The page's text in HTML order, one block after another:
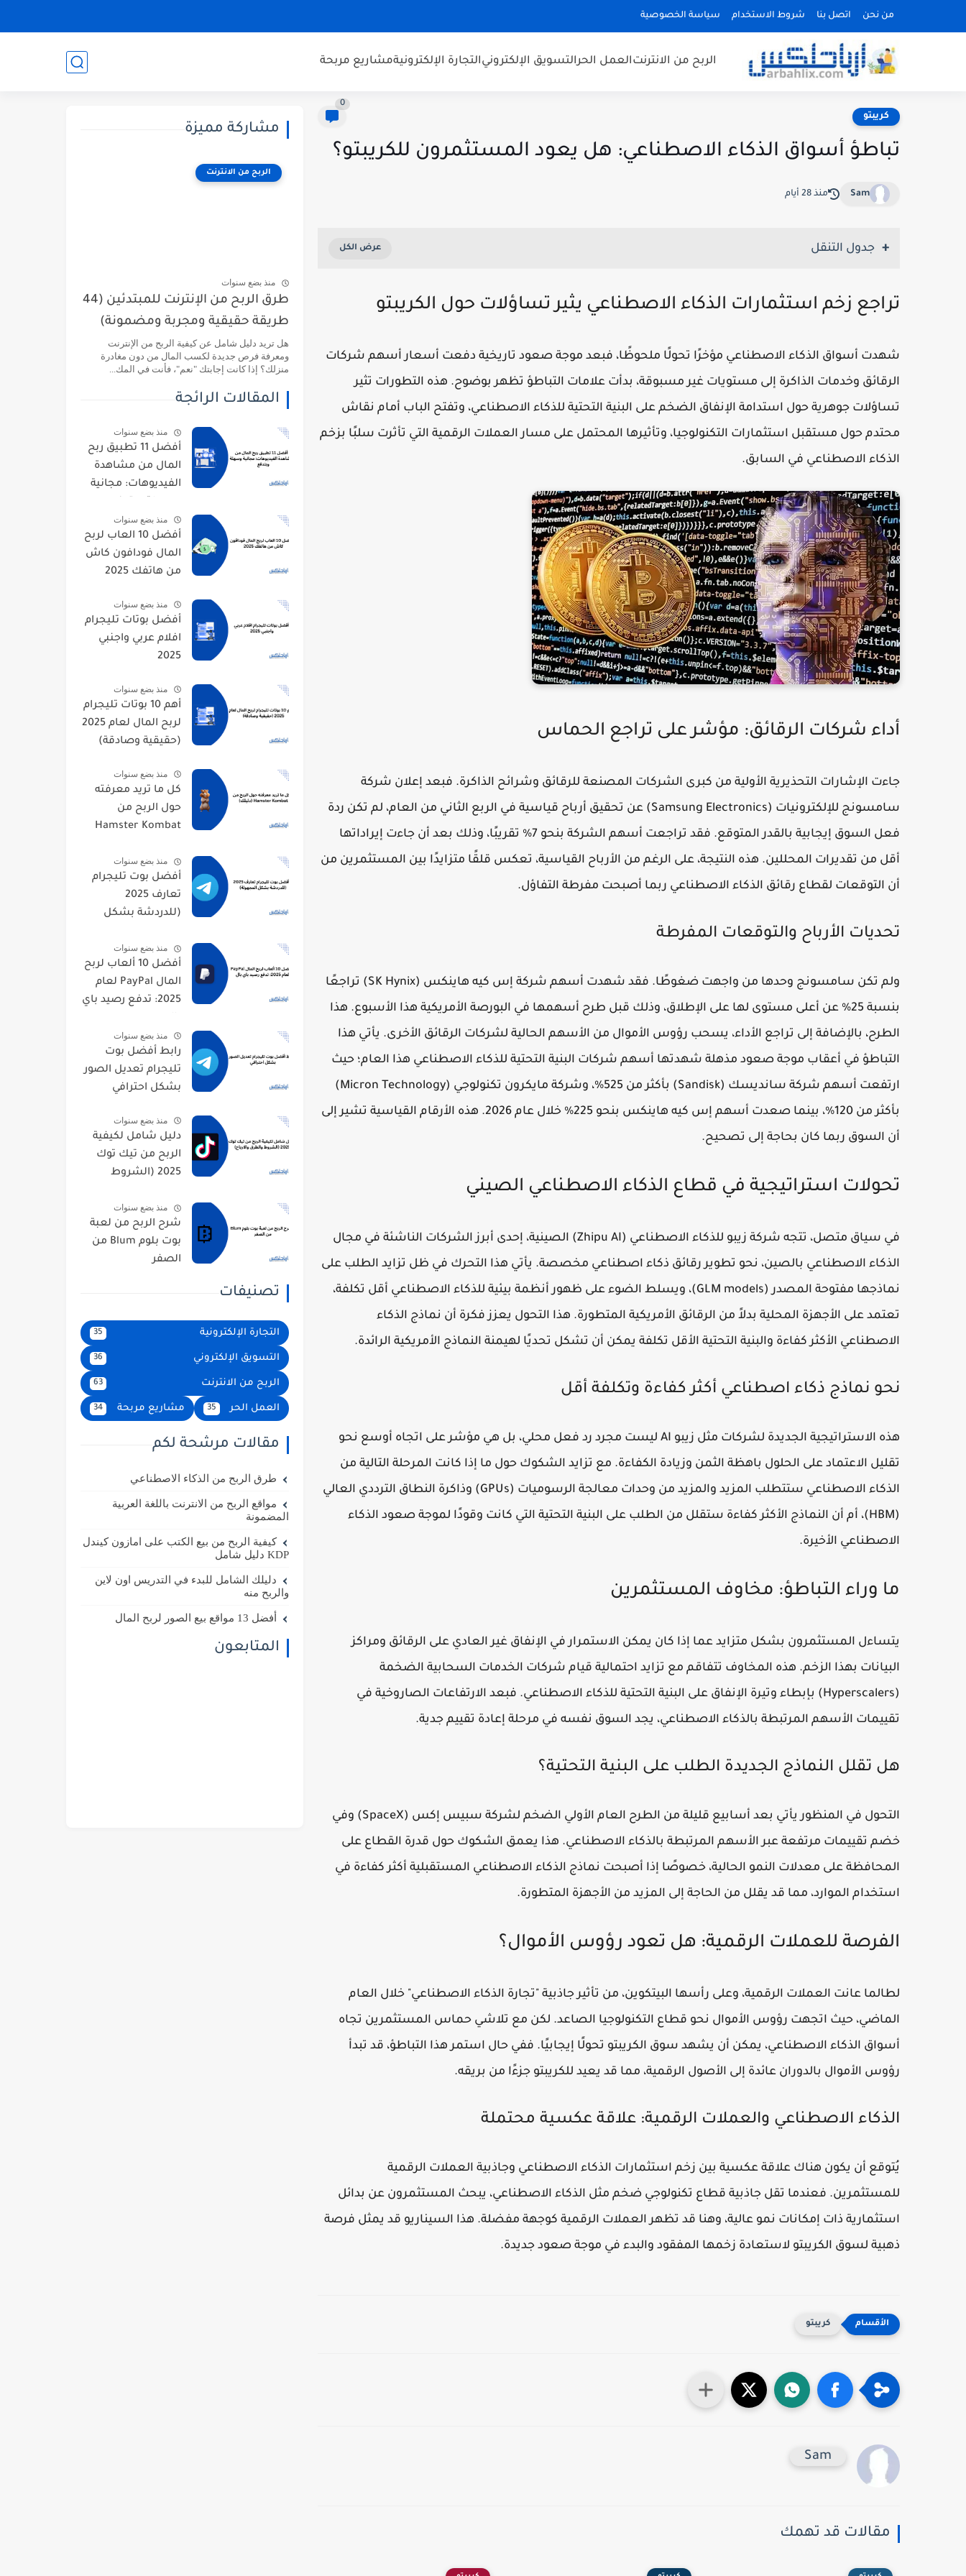
من نحن اتصل بنا شروط الاستخدام سياسة الخصوصية
الربح من الانترنتالعمل الحرالتسويق الإلكترونيالتجارة الإلكترونيةمشاريع مربحة
كريبتو
0
تباطؤ أسواق الذكاء الاصطناعي: هل يعود المستثمرون للكريبتو؟
Sam منذ 28 أيام
جدول التنقل
تراجع زخم استثمارات الذكاء الاصطناعي يثير تساؤلات حول الكريبتو
شهدت أسواق الذكاء الاصطناعي مؤخرًا تحولًا ملحوظًا، فبعد موجة صعود تاريخية دفعت أسعار أسهم شركات
الرقائق وخدمات الذاكرة إلى مستويات غير مسبوقة، بدأت علامات التباطؤ تظهر بوضوح. هذه التطورات تثير
تساؤلات جوهرية حول استدامة الإنفاق الضخم على البنية التحتية للذكاء الاصطناعي، وتفتح الباب أمام نقاش
محتدم حول مستقبل استثمارات التكنولوجيا، وتأثيرها المحتمل على مسار العملات الرقمية التي تأثرت سلبًا بزخم
الذكاء الاصطناعي في السابق.
أداء شركات الرقائق: مؤشر على تراجع الحماس
جاءت الإشارات التحذيرية الأولية من كبرى الشركات المصنعة للرقائق وشرائح الذاكرة. فبعد إعلان شركة
سامسونج للإلكترونيات (Samsung Electronics) عن تحقيق أرباح قياسية في الربع الثاني من العام، لم تكن ردة
فعل السوق إيجابية بالقدر المتوقع. فقد تراجعت أسهم الشركة بنحو 7% تقريبًا، وذلك بعد أن جاءت إيراداتها
أقل من تقديرات المحللين. هذه النتيجة، على الرغم من الأرباح القياسية، تعكس قلقًا متزايدًا بين المستثمرين من
أن التوقعات لقطاع رقائق الذكاء الاصطناعي ربما أصبحت مفرطة التفاؤل.
تحديات الأرباح والتوقعات المفرطة
ولم تكن سامسونج وحدها من واجهت ضغوطًا. فقد شهدت أسهم شركة إس كيه هاينكس (SK Hynix) تراجعًا
بنسبة 25% عن أعلى مستوى لها على الإطلاق، وذلك قبل طرح أسهمها في البورصة الأمريكية هذا الأسبوع. هذا
الطرح، بالإضافة إلى تراجع الأداء، يسحب رؤوس الأموال من الأسهم الحالية لشركات الرقائق الأخرى. يأتي هذا
التباطؤ في أعقاب موجة صعود مذهلة شهدتها أسهم شركات البنية التحتية للذكاء الاصطناعي هذا العام؛ حيث
ارتفعت أسهم شركة سانديسك (Sandisk) بأكثر من 525%، وشركة مايكرون تكنولوجي (Micron Technology)
بأكثر من 120%، بينما صعدت أسهم إس كيه هاينكس بنحو 225% خلال عام 2026. هذه الأرقام القياسية تشير إلى
أن السوق ربما كان بحاجة إلى تصحيح.
تحولات استراتيجية في قطاع الذكاء الاصطناعي الصيني
في سياق متصل، تتجه شركة زيبو للذكاء الاصطناعي (Zhipu AI) الصينية، إحدى أبرز الشركات الناشئة في مجال
الذكاء الاصطناعي بالصين، نحو تطوير رقائق ذكاء اصطناعي مخصصة. يأتي هذا التحرك في ظل تزايد الطلب على
نماذجها مفتوحة المصدر (GLM models)، ويسلط الضوء على ظهور أنظمة بيئية للذكاء الاصطناعي أقل تكلفة،
تعتمد على الأجهزة المحلية بدلاً من الرقائق الأمريكية المتطورة. هذا التحول يعزز فكرة أن نماذج الذكاء
الاصطناعي الأكثر كفاءة والبنية التحتية الأقل تكلفة يمكن أن تشكل تحديًا لهيمنة النماذج الأمريكية الرائدة.
نحو نماذج ذكاء اصطناعي أكثر كفاءة وتكلفة أقل
هذه الاستراتيجية الجديدة لشركات مثل زيبو AI ليست مجرد رد فعل محلي، بل هي مؤشر على اتجاه أوسع نحو
تقليل الاعتماد على الحلول باهظة الثمن وزيادة الكفاءة. مع تزايد الشكوك حول ما إذا كانت المرحلة التالية من
الذكاء الاصطناعي ستتطلب المزيد والمزيد من وحدات معالجة الرسوميات (GPUs) وذاكرة النطاق الترددي العالي
(HBM)، أم أن النماذج الأكثر كفاءة ستقلل من الطلب على البنية التحتية التي كانت وقودًا لموجة صعود الذكاء
الاصطناعي الأخيرة.
ما وراء التباطؤ: مخاوف المستثمرين
يتساءل المستثمرون بشكل متزايد عما إذا كان يمكن الاستمرار في الإنفاق غير العادي على الرقائق ومراكز
البيانات بهذا الزخم. هذه المخاوف تتفاقم مع تزايد احتمالية قيام شركات الخدمات السحابية الضخمة
(Hyperscalers) بإبطاء وتيرة الإنفاق على البنية التحتية للذكاء الاصطناعي. فبعد الارتفاعات الصاروخية في
تقييمات الأسهم المرتبطة بالذكاء الاصطناعي، يجد السوق نفسه في مرحلة إعادة تقييم جدية.
هل تقلل النماذج الجديدة الطلب على البنية التحتية؟
التحول في المنظور يأتي بعد أسابيع قليلة من الطرح العام الأولي الضخم لشركة سبيس إكس (SpaceX) وفي
خضم تقييمات مرتفعة عبر الأسهم المرتبطة بالذكاء الاصطناعي. هذا يعمق الشكوك حول قدرة القطاع على
المحافظة على معدلات النمو الحالية، خصوصًا إذا أصبحت نماذج الذكاء الاصطناعي المستقبلية أكثر كفاءة في
استخدام الموارد، مما قد يقلل من الحاجة إلى المزيد من الأجهزة المتطورة.
الفرصة للعملات الرقمية: هل تعود رؤوس الأموال؟
لطالما عانت العملات الرقمية، وعلى رأسها البيتكوين، من تأثير جاذبية "تجارة الذكاء الاصطناعي" خلال العام
الماضي، حيث اتجهت رؤوس الأموال نحو قطاع التكنولوجيا الصاعد. لكن مع تلاشي حماس المستثمرين تجاه
أسواق الذكاء الاصطناعي، يمكن أن يشهد سوق الكريبتو تحولًا إيجابيًا. ففي حال استمر هذا التباطؤ، قد تبدأ
رؤوس الأموال بالدوران عائدة إلى الأصول الرقمية، مما قد يعيد للكريبتو جزءًا من بريقه.
الذكاء الاصطناعي والعملات الرقمية: علاقة عكسية محتملة
يُتوقع أن يكون هناك علاقة عكسية بين زخم استثمارات الذكاء الاصطناعي وجاذبية العملات الرقمية
للمستثمرين. فعندما تقل جاذبية قطاع تكنولوجي ضخم مثل الذكاء الاصطناعي، يبحث المستثمرون عن بدائل
استثمارية ذات إمكانات نمو عالية، وهنا قد تظهر العملات الرقمية كوجهة مفضلة. هذا السيناريو قد يمثل فرصة
ذهبية لسوق الكريبتو لاستعادة زخمها المفقود والبدء في موجة صعود جديدة.
كريبتو
Sam
مقالات قد تهمك
مشاركة مميزة
الربح من الانترنت
منذ بضع سنوات
طرق الربح من الإنترنت للمبتدئين (44
طريقة حقيقية ومجربة ومضمونة)
هل تريد دليل شامل عن كيفية الربح من الإنترنت
ومعرفة فرص جديدة لكسب المال من دون مغادرة
منزلك؟ إذا كانت إجابتك "نعم"، فأنت في المك...
المقالات الرائجة
منذ بضع سنوات
أفضل 11 تطبيق ربح
المال من مشاهدة
الفيديوهات: مجانية
منذ بضع سنوات
أفضل 10 العاب لربح
المال فودافون كاش
من هاتفك 2025
منذ بضع سنوات
أفضل بوتات تليجرام
افلام عربي واجنبي
2025
منذ بضع سنوات
أهم 10 بوتات تليجرام
لربح المال لعام 2025
(حقيقية وصادقة)
منذ بضع سنوات
كل ما تريد معرفته
حول الربح من
Hamster Kombat
منذ بضع سنوات
أفضل بوت تليجرام
تعارف 2025
(للدردشة بشكل
منذ بضع سنوات
أفضل 10 ألعاب لربح
المال PayPal لعام
2025: تدفع رصيد باي
منذ بضع سنوات
رابط أفضل بوت
تليجرام تعديل الصور
بشكل احترافي
منذ بضع سنوات
دليل شامل لكيفية
الربح من تيك توك
2025 (الشروط
منذ بضع سنوات
شرح الربح من لعبة
بوت بلوم Blum من
الصفر
تصنيفات
التجارة الإلكترونية 35
التسويق الإلكتروني 36
الربح من الانترنت 63
العمل الحر 35 مشاريع مربحة 34
مقالات مرشحة لكم
طرق الربح من الذكاء الاصطناعي
مواقع الربح من الانترنت باللغة العربية
المضمونة
كيفية الربح من بيع الكتب على امازون كيندل
KDP دليل شامل
دليلك الشامل للبدء في التدريس اون لاين
والربح منه
أفضل 13 مواقع بيع الصور لربح المال
المتابعون